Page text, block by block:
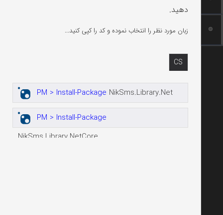
دهید.
زبان مورد نظر را انتخاب نموده و کد را کپی کنید...
CS
PM > Install-Package NikSms.Library.Net
PM > Install-Package
NikSms.Library.NetCore